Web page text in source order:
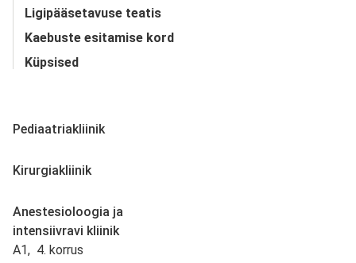
Ligipääsetavuse teatis
Kaebuste esitamise kord
Küpsised
Pediaatriakliinik
Kirurgiakliinik
Anestesioloogia ja
intensiivravi kliinik
A1, 4. korrus